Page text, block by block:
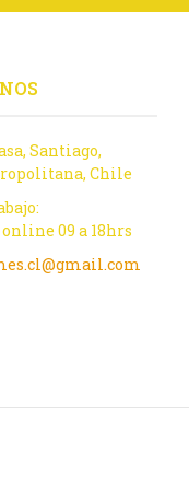
Santiago,
Chile
09 a 18hrs